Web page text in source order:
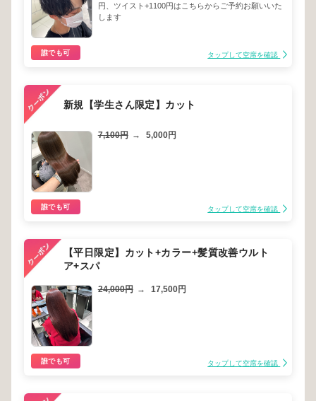
円、ツイスト+1100円はこちらからご予約お願いいた
します
誰でも可 タップして空席を確認
新規【学生さん限定】カット
7,100円 → 5,000円
誰でも可 タップして空席を確認
【平日限定】カット+カラー+髪質改善ウルト
ア+スパ
24,000円 → 17,500円
誰でも可 タップして空席を確認